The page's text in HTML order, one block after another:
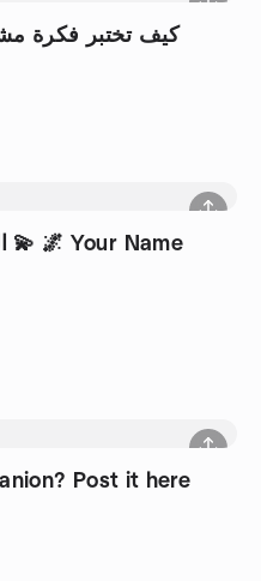
كيف تختبر فكرة
Post it here